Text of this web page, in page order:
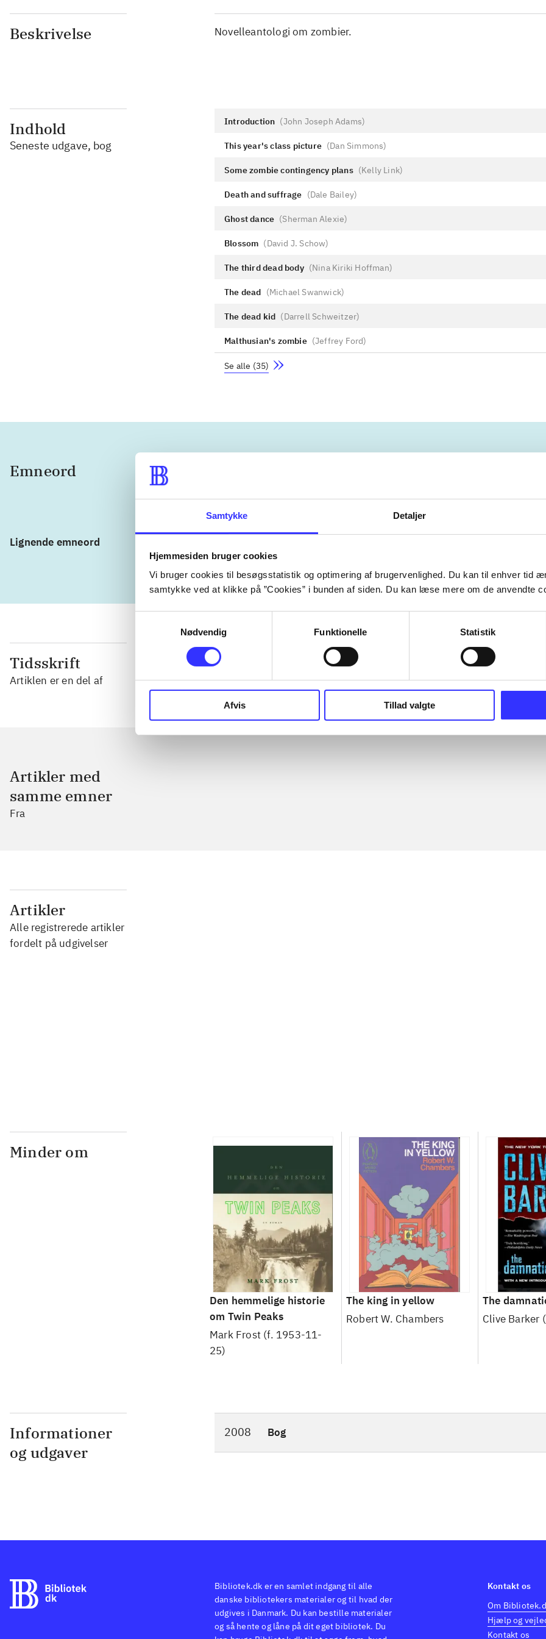
Samtykke Detaljer
Hjemmesiden bruger cookies
Vi bruger cookies til besøgsstatistik og optimering af brugervenlighed. Du kan til enhver tid
samtykke ved at klikke på ”Cookies” i bunden af siden. Du kan læse mere om de anvendte
Nødvendig
Funktionelle Statistik
Afvis Tillad valgte
Beskrivelse Novelleantologi om zombier.
Indhold
Seneste udgave, bog
Introduction (John Joseph Adams)
This year's class picture (Dan Simmons)
Some zombie contingency plans (Kelly Link)
Death and suffrage (Dale Bailey)
Ghost dance (Sherman Alexie)
Blossom (David J. Schow)
The third dead body (Nina Kiriki Hoffman)
The dead (Michael Swanwick)
The dead kid (Darrell Schweitzer)
Malthusian's zombie (Jeffrey Ford)
Se alle (35)
Emneord
Lignende emneord
Tidsskrift
Artiklen er en del af
lorem ipsum dolor sit amet ...
Artiklerne ihandler ofte
Artikler med
samme emner
Fra
Artikler
Alle registrerede artikler
fordelt på udgivelser
Minder om
Den hemmelige historie
om Twin Peaks
Mark Frost (f. 1953-11-
25)
The king in yellow
Robert W. Chambers
The
Clive Barker
Informationer
og udgaver
2008 Bog
Bibliotek.dk er en samlet indgang til alle
danske bibliotekers materialer og til hvad der
udgives i Danmark. Du kan bestille materialer
og så hente og låne på dit eget bibliotek. Du
Kontakt os
Om
Hjælp og
Kontakt os